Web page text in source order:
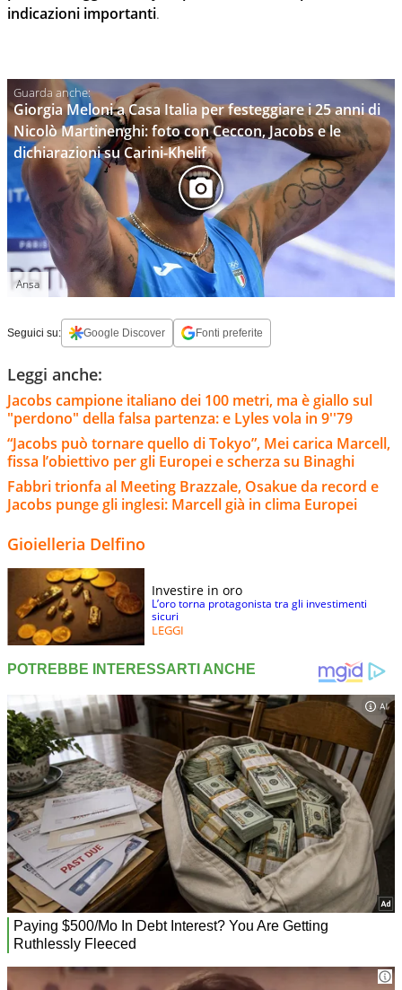
indicazioni importanti.
Giorgia Meloni a Casa Italia per festeggiare i 25 anni di
Nicolò Martinenghi: foto con Ceccon, Jacobs e le
dichiarazioni su Carini-Khelif
Ansa
Seguici su: Google Discover Fonti preferite
Leggi anche:
Jacobs campione italiano dei 100 metri, ma è giallo sul
"perdono" della falsa partenza: e Lyles vola in 9''79
“Jacobs può tornare quello di Tokyo”, Mei carica Marcell,
fissa l’obiettivo per gli Europei e scherza su Binaghi
Fabbri trionfa al Meeting Brazzale, Osakue da record e
Jacobs punge gli inglesi: Marcell già in clima Europei
Gioielleria Delfino
Investire in oro
L’oro torna protagonista tra gli investimenti
sicuri
LEGGI